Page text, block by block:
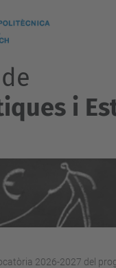
i
2026-2027 del